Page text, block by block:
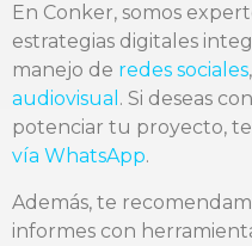
En Conker, somos
estrategias digitales
manejo de redes sociales,
audiovisual . Si deseas
potenciar tu proyecto, te
vía WhatsApp.
Además, te
informes con